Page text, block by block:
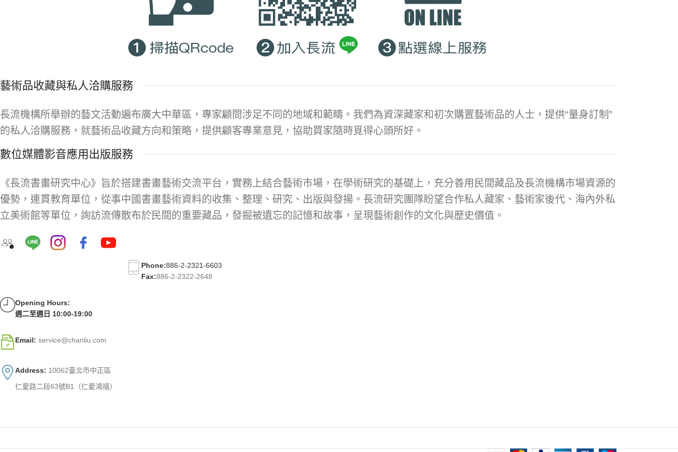
藝術品收藏與私人洽購服務
長流機構所舉辦的藝文活動遍布廣大中華區，專家顧問涉足不同的地域和範疇。我們為資深藏家和初次購置藝術品的人士，提供“量身訂制”
的私人洽購服務，就藝術品收藏方向和策略，提供顧客專業意見，協助買家隨時覓得心頭所好。
數位媒體影音應用出版服務
《長流書畫研究中心》旨於搭建書畫藝術交流平台，實務上結合藝術市場，在學術研究的基礎上，充分善用民間藏品及長流機構市場資源的
優勢，連貫教育單位，從事中國書畫藝術資料的收集、整理、研究、出版與發揚。長流研究團隊盼望合作私人藏家、藝術家後代、海內外私
立美術館等單位，詢訪流傳散布於民間的重要藏品，發掘被遺忘的記憶和故事，呈現藝術創作的文化與歷史價值。
Phone:886-2-2321-6603
Fax:886-2-2322-2648
Opening Hours:
週二至週日 10:00-19:00
Email: service@chanliu.com
Address: 10062臺北市中正區
仁愛路二段63號B1（仁愛鴻禧）